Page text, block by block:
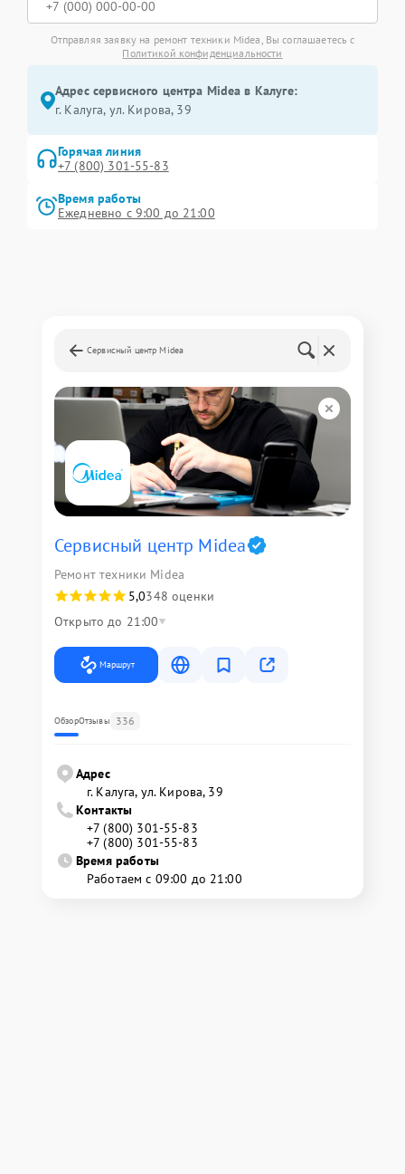
Отправляя заявку на ремонт техники Midea, Вы соглашаетесь с
Политикой конфиденциальности
Адрес сервисного центра Midea в Калуге:
г. Калуга, ул. Кирова, 39
Горячая линия
+7 (800) 301-55-83
Время работы
Ежедневно с 9:00 до 21:00
Сервисный центр Midea
Сервисный центр Midea
Ремонт техники Midea
5,0348 оценки
Открыто до 21:00
Маршрут
ОбзорОтзывы 336
Адрес
г. Калуга, ул. Кирова, 39
Контакты
+7 (800) 301-55-83
+7 (800) 301-55-83
Время работы
Работаем с 09:00 до 21:00